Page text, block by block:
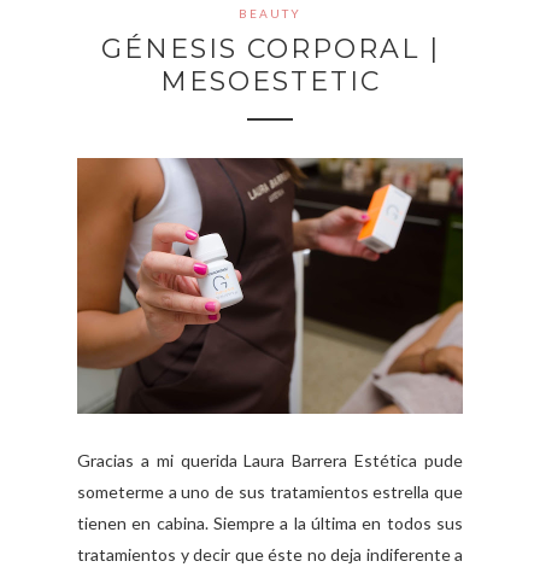
BEAUTY
GÉNESIS CORPORAL |
MESOESTETIC
Gracias a mi querida Laura Barrera Estética pude
someterme a uno de sus tratamientos estrella que
tienen en cabina. Siempre a la última en todos sus
tratamientos y decir que éste no deja indiferente a